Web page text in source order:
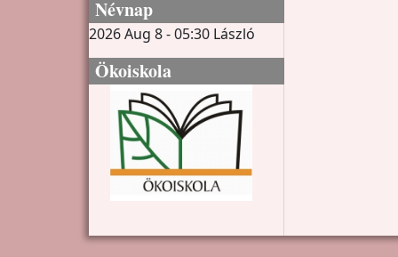
Névnap
2026 Aug 8 - 05:30 László
Ökoiskola